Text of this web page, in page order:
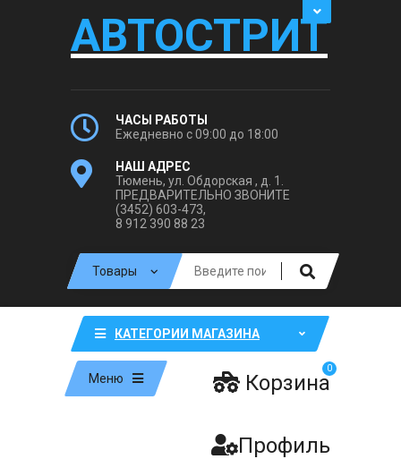
АВТОСТРИТ
ЧАСЫ РАБОТЫ
Ежедневно с 09:00 до 18:00
НАШ АДРЕС
Тюмень, ул. Обдорская , д. 1.
ПРЕДВАРИТЕЛЬНО ЗВОНИТЕ
(3452) 603-473,
8 912 390 88 23
КАТЕГОРИИ МАГАЗИНА
Меню Корзина
0
Профиль